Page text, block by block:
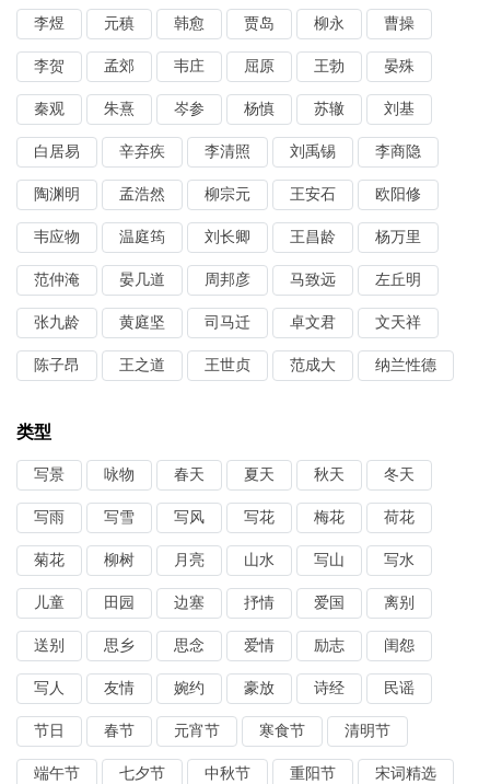
李煜 元稹 韩愈 贾岛 柳永 曹操
李贺 孟郊 韦庄 屈原 王勃 晏殊
秦观 朱熹 岑参 杨慎 苏辙 刘基
白居易 辛弃疾 李清照 刘禹锡 李商隐
陶渊明 孟浩然 柳宗元 王安石 欧阳修
韦应物 温庭筠 刘长卿 王昌龄 杨万里
范仲淹 晏几道 周邦彦 马致远 左丘明
张九龄 黄庭坚 司马迁 卓文君 文天祥
陈子昂 王之道 王世贞 范成大 纳兰性德
类型
写景 咏物 春天 夏天 秋天 冬天
写雨 写雪 写风 写花 梅花 荷花
菊花 柳树 月亮 山水 写山 写水
儿童 田园 边塞 抒情 爱国 离别
送别 思乡 思念 爱情 励志 闺怨
写人 友情 婉约 豪放 诗经 民谣
节日 春节 元宵节 寒食节 清明节
端午节 七夕节 中秋节 重阳节 宋词精选